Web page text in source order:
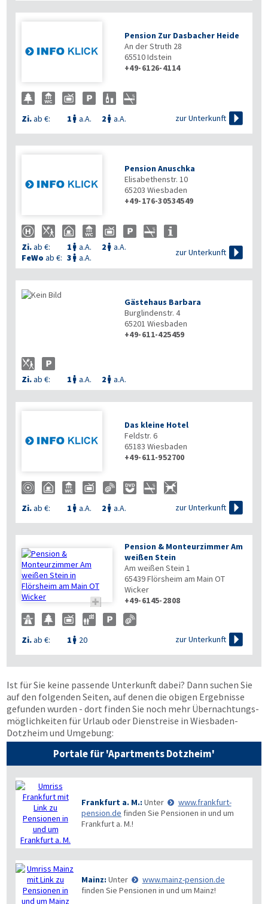
Pension Zur Dasbacher Heide
An der Struth 28
65510Idstein
+49-6126-4114
Zi.ab €: 1  a.A. 2  a.A. zur Unterkunft 
Pension Anuschka
Elisabethenstr. 10
65203 Wiesbaden
+49-176-30534549
Zi.ab €: 1  a.A. 2  a.A.
FeWo ab €: 3  a.A.
zur Unterkunft 
Gästehaus Barbara
Burglindenstr. 4
65201 Wiesbaden
+49-611-425459
Zi.ab €: 1  a.A. 2  a.A.
Das kleine Hotel
Feldstr. 6
65183 Wiesbaden
+49-611-952700
Zi.ab €: 1  a.A. 2  a.A. zur Unterkunft 

Pension & Monteurzimmer Am
weißen Stein
Am weißen Stein 1
65439Flörsheim am Main OT
Wicker
+49-6145-2808
Zi.ab €: 1  20 zur Unterkunft 
Ist für Sie keine passende Unterkunft dabei? Dann suchen Sie
auf den folgenden Seiten, auf denen die obigen Ergebnisse
gefunden wurden - dort finden Sie noch mehr Übernachtungs­
möglichkeiten für Urlaub oder Dienstreise in Wiesbaden-
Dotzheim und Umgebung:
Portale für 'Apartments Dotzheim'
Frankfurt a. M.: Unter
www.frankfurt-
pension.de finden Sie Pensionen in und um
Frankfurt a. M.!
Mainz: Unter
www.mainz-pension.de
finden Sie Pensionen in und um Mainz!